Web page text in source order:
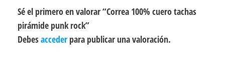
Sé el primero en valorar “Correa 100% cuero tachas
pirámide punk rock”
Debesacceder para publicar una valoración.